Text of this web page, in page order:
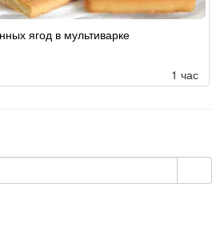
ягод в мультиварке
1 час